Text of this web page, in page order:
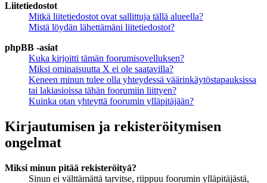
Liitetiedostot
Mitkä liitetiedostot ovat sallittuja tällä alueella?
Mistä löydän lähettämäni liitetiedostot?
phpBB -asiat
Kuka kirjoitti tämän foorumisovelluksen?
Miksi ominaisuutta X ei ole saatavilla?
Keneen minun tulee olla yhteydessä väärinkäytöstapauksissa
tai lakiasioissa tähän foorumiin liittyen?
Kuinka otan yhteyttä foorumin ylläpitäjään?
Kirjautumisen ja rekisteröitymisen
ongelmat
Miksi minun pitää rekisteröityä?
Sinun ei välttämättä tarvitse, riippuu foorumin ylläpitäjästä,